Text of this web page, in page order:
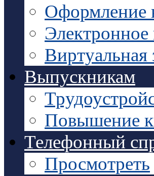
Оформление
Виртуальная
Выпускникам
Повышение
Телефонный
Просмотреть